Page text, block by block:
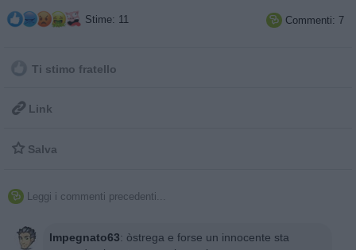
Stime: 11  Commenti: 7
Ti stimo fratello
 Link
 Salva
 Leggi i commenti precedenti...
Impegnato63: òstrega e forse un innocente sta